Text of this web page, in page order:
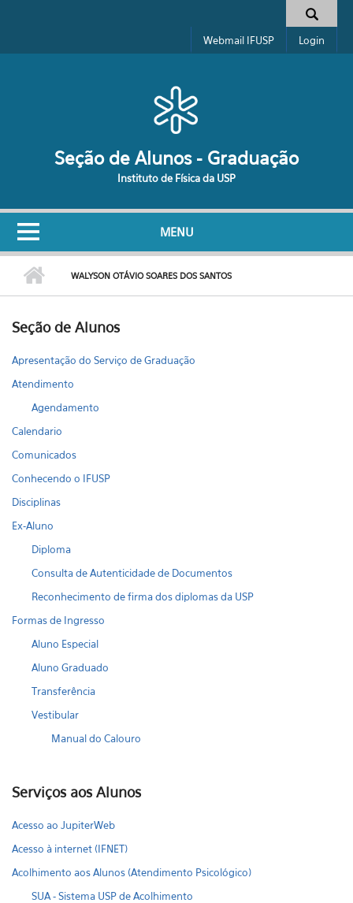
Formulário de busca
Webmail IFUSP Login
Seção de Alunos - Graduação
Instituto de Física da USP
MENU
WALYSON OTÁVIO SOARES DOS SANTOS
Seção de Alunos
Apresentação do Serviço de Graduação
Atendimento
Agendamento
Calendario
Comunicados
Conhecendo o IFUSP
Disciplinas
Ex-Aluno
Diploma
Consulta de Autenticidade de Documentos
Reconhecimento de firma dos diplomas da USP
Formas de Ingresso
Aluno Especial
Aluno Graduado
Transferência
Vestibular
Manual do Calouro
Serviços aos Alunos
Acesso ao JupiterWeb
Acesso à internet (IFNET)
Acolhimento aos Alunos (Atendimento Psicológico)
SUA - Sistema USP de Acolhimento